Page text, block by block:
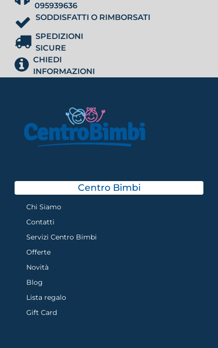
095939636
SODDISFATTI O RIMBORSATI
SPEDIZIONI
SICURE
CHIEDI
INFORMAZIONI
Centro Bimbi
Chi Siamo
Contatti
Servizi Centro Bimbi
Offerte
Novità
Blog
Lista regalo
Gift Card